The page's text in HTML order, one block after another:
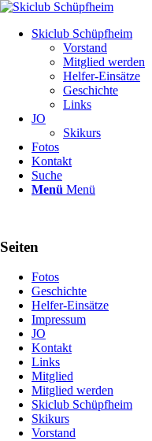
Skiclub Schüpfheim
Vorstand
Mitglied werden
Helfer-Einsätze
Geschichte
Links
JO
Skikurs
Fotos
Kontakt
Suche
Menü Menü
Seiten
Fotos
Geschichte
Helfer-Einsätze
Impressum
JO
Kontakt
Links
Mitglied
Mitglied werden
Skiclub Schüpfheim
Skikurs
Vorstand